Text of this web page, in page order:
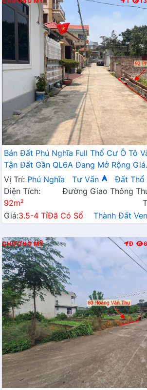
Bán Đất Phú Nghĩa Full Thổ Cư Ô Tô
Tận Đất Gần QL6A Đang Mở Rộng Giá
Chỉ Vài Tỷ
Vị Trí: Phú Nghĩa Tư Vấn
Đất Thổ
Diện Tích:
92m²
Đường Giao Thông
Giá:3.5-4 TỉĐã Có Sổ Thành Đất
CHƯƠNG MỸ Đ